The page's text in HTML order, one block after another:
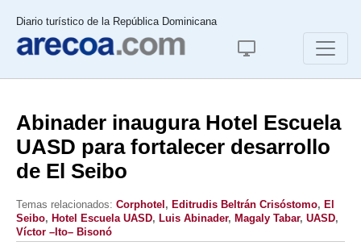
Diario turístico de la República Dominicana
Abinader inaugura Hotel Escuela
UASD para fortalecer desarrollo
de El Seibo
Temas relacionados: Corphotel , Editrudis Beltrán Crisóstomo, El
Seibo, Hotel Escuela UASD, Luis Abinader, Magaly Tabar, UASD,
Víctor –Ito– Bisonó